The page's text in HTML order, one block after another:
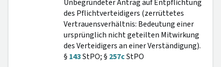
Unbegründeter Antrag auf Entpflichtung
des Pflichtverteidigers (zerrüttetes
Vertrauensverhältnis: Bedeutung einer
ursprünglich nicht geteilten Mitwirkung
des Verteidigers an einer Verständigung).
§ 143StPO; § 257cStPO